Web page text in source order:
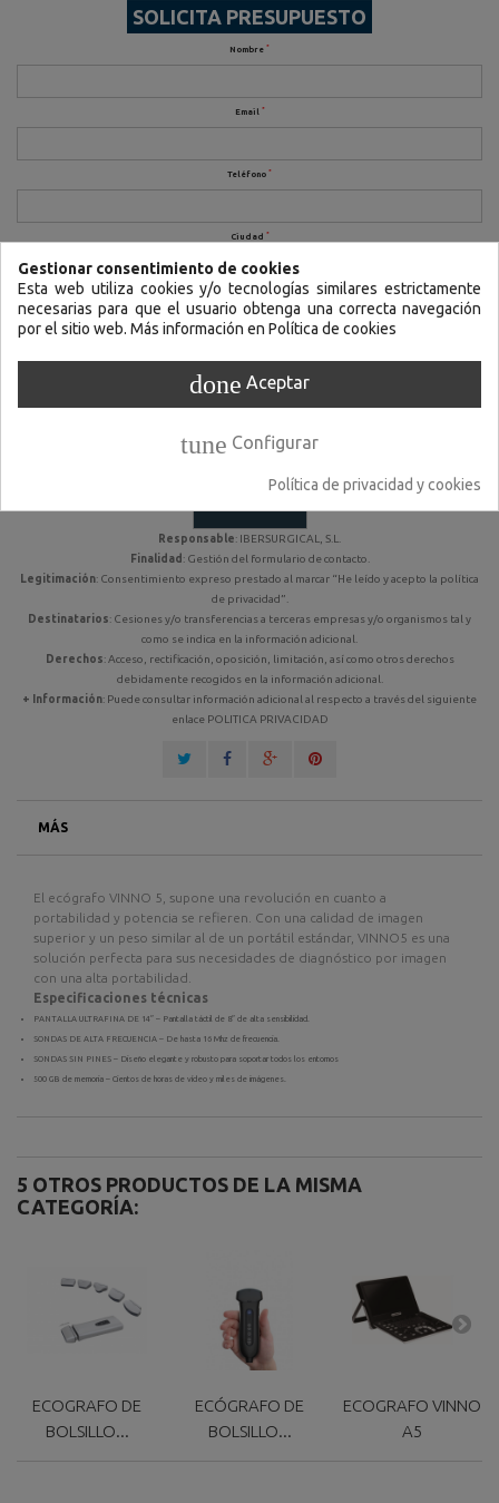
SOLICITA PRESUPUESTO
Nombre *
Email *
Teléfono *
Ciudad *
He leído y acepto la política de privacidad
Responsable: IBERSURGICAL, S.L.
Finalidad : Gestión del formulario de contacto.
Legitimación: Consentimiento expreso prestado al marcar “He leído y acepto la política
de privacidad”
Destinatarios: Cesiones y/o transferencias a terceras empresas y/o organismos tal y
como se indica en la información adicional.
Derechos: Acceso, rectificación, oposición, limitación, así como otros derechos
debidamente recogidos en la información adicional.
+ Información: Puede consultar información adicional al respecto a través del siguiente
enlace POLITICA PRIVACIDAD
MÁS
El ecógrafo VINNO 5, supone una revolución en cuanto a
portabilidad y potencia se refieren. Con una calidad de imagen
superior y un peso similar al de un portátil estándar, VINNO5 es una
solución perfecta para sus necesidades de diagnóstico por imagen
con una alta portabilidad.
Especificaciones técnicas
PANTALLA ULTRAFINA DE 14″ – Pantalla táctil de 8″ de alta sensibilidad.
SONDAS DE ALTA FRECUENCIA – De hasta 16 Mhz de frecuencia.
SONDAS SIN PINES – Diseño elegante y robusto para soportar todos los entornos
500 GB de memoria – Cientos de horas de vídeo y miles de imágenes.
5 OTROS PRODUCTOS DE LA MISMA
CATEGORÍA:
ECOGRAFO DE
BOLSILLO...
ECÓGRAFO DE
BOLSILLO...
ECOGRAFO VINNO
A5
Gestionar consentimiento de cookies
Esta web utiliza cookies y/o tecnologías similares estrictamente
necesarias para que el usuario obtenga una correcta navegación
por el sitio web. Más información en Política de cookies
done Aceptar
tune Configurar
Política de privacidad y cookies